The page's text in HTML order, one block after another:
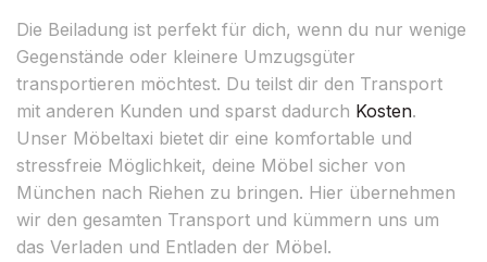
Die Beiladung ist perfekt für dich, wenn du nur wenige
Gegenstände oder kleinere Umzugsgüter
transportieren möchtest. Du teilst dir den Transport
mit anderen Kunden und sparst dadurch Kosten.
Unser Möbeltaxi bietet dir eine komfortable und
stressfreie Möglichkeit, deine Möbel sicher von
München nach Riehen zu bringen. Hier übernehmen
wir den gesamten Transport und kümmern uns um
das Verladen und Entladen der Möbel.